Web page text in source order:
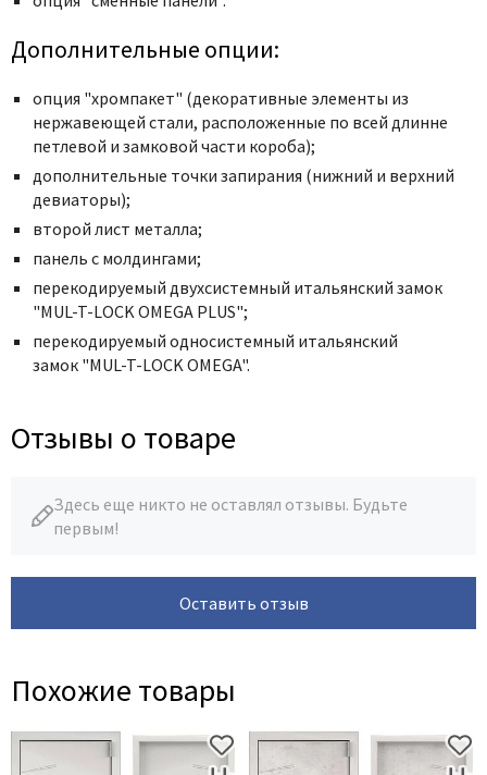
Profil Doors
Profilo Porte
Protector
Regidoors
Torex
Tupai
Uberture
Valcomp
Verum
Zadoor
Дополнительные опции:
опция "хромпакет" (декоративные элементы из
нержавеющей стали, расположенные по всей длинне
петлевой и замковой части короба);
дополнительные точки запирания (нижний и верхний
девиаторы);
второй лист металла;
панель с молдингами;
перекодируемый двухсистемный итальянский замок
"MUL-T-LOCK OMEGA PLUS";
перекодируемый односистемный итальянский
замок "MUL-T-LOCK OMEGA".
Отзывы о товаре
Здесь еще никто не оставлял отзывы. Будьте
первым!
Оставить отзыв
Похожие товары